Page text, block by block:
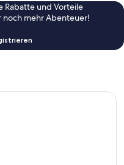
Rabatte und Vorteile
noch mehr Abenteuer!